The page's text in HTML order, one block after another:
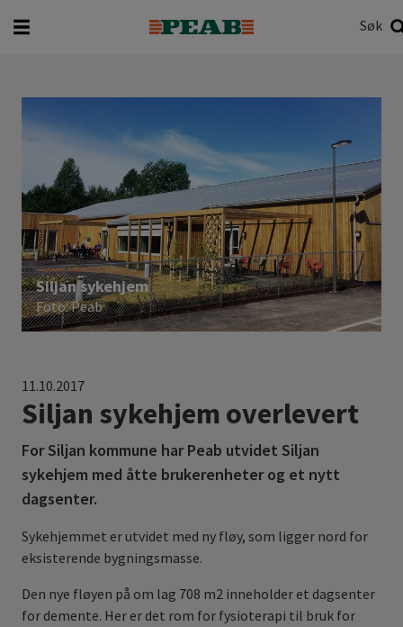
Søk
Siljan sykehjem
Foto: Peab
11.10.2017
Siljan sykehjem overlevert
For Siljan kommune har Peab utvidet Siljan
sykehjem med åtte brukerenheter og et nytt
dagsenter.
Sykehjemmet er utvidet med ny fløy, som ligger nord for
eksisterende bygningsmasse.
Den nye fløyen på om lag 708 m2 inneholder et dagsenter
for demente. Her er det rom for fysioterapi til bruk for